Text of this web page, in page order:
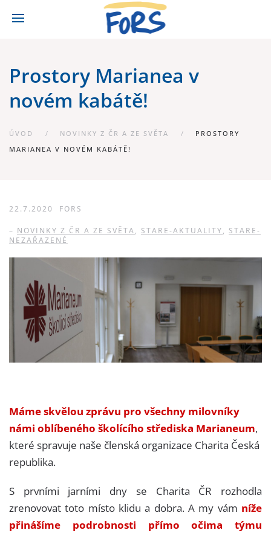
Prostory Marianea v
novém kabátě!
ÚVOD NOVINKY Z ČR A ZE SVĚTA
PROSTORY
MARIANEA V NOVÉM KABÁTĚ!
22.7.2020 FORS
– NOVINKY Z ČR A ZE SVĚTA, STARE-AKTUALITY, STARE-
NEZAŘAZENÉ
Máme skvělou zprávu pro všechny milovníky
námi oblíbeného školícího střediska Marianeum,
které spravuje naše členská organizace Charita Česká
republika.
S prvními jarními dny se Charita ČR rozhodla
zrenovovat toto místo klidu a dobra. A my vám níže
přinášíme podrobnosti přímo očima týmu